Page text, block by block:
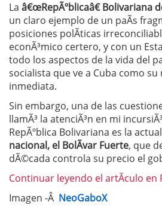
La â€œRepÃºblicaâ€ Bolivariana
un claro ejemplo de un paÃ­s
posiciones polÃ­ticas
econÃ³mico certero, y con un
todo los aspectos de la vida del
socialista que ve a Cuba como su
inmediata.
Sin embargo, una de las
llamÃ³ la atenciÃ³n en mi
RepÃºblica Bolivariana es la
nacional, el BolÃ­var Fuerte, que
dÃ©cada controla su precio el
Continuar leyendo el artÃ­culo en
Imagen -Â NeoGaboX